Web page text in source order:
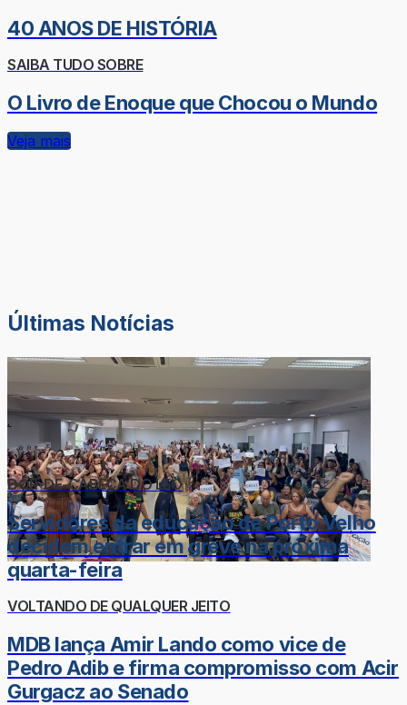
40 ANOS DE HISTÓRIA
SAIBA TUDO SOBRE
O Livro de Enoque que Chocou o Mundo
Veja mais
Últimas Notícias
DOR-DE-CABEÇA DO LÉO
Servidores da educação de Porto Velho
decidem entrar em greve na próxima
quarta-feira
VOLTANDO DE QUALQUER JEITO
MDB lança Amir Lando como vice de
Pedro Adib e firma compromisso com Acir
Gurgacz ao Senado